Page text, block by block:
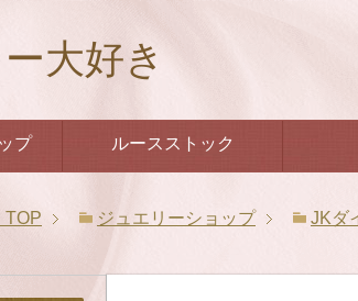
大好き
プ ルースストック
TOP ジュエリーショップ JKダ